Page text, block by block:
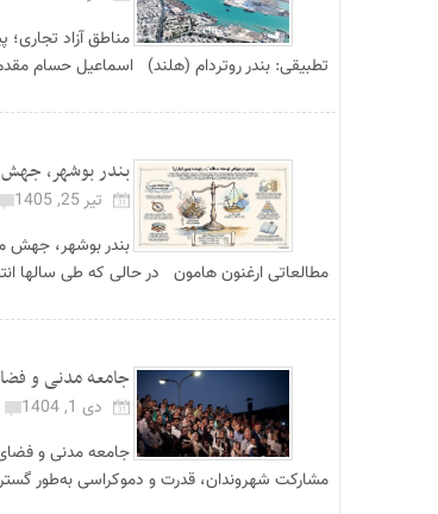
مناطق آزاد
تطبیقی: بندر روتردام (هلند) اسماعیل حسام
بندر بوشهر،
تیر 25, 1405
بندر بوشهر، جهش
مطالعاتی ارغنون هامون در حالی که طی سالها
جامعه مدنی و
دی 1, 1404
جامعه مدنی و
مشارکت شهروندان، قدرت و دموکراسی به‌طور